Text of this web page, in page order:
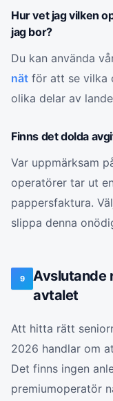
Hur vet jag vilken
jag bor?
Du kan använda
nät för att se vilka
olika delar av
Finns det dolda
Var uppmärksam
operatörer tar ut
pappersfaktura.
slippa denna
9
Avslutande
avtalet
Att hitta rätt
2026 handlar om
Det finns ingen
premiumoperatör